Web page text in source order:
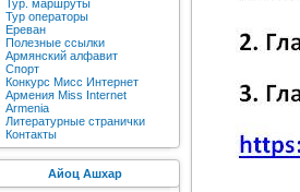
Тур. маршруты
Тур операторы
Ереван
Полезные ссылки
Армянский алфавит
Спорт
Конкурс Мисс Интернет
Армения Miss Internet
Armenia
Литературные странички
Контакты
Айоц Ашхар